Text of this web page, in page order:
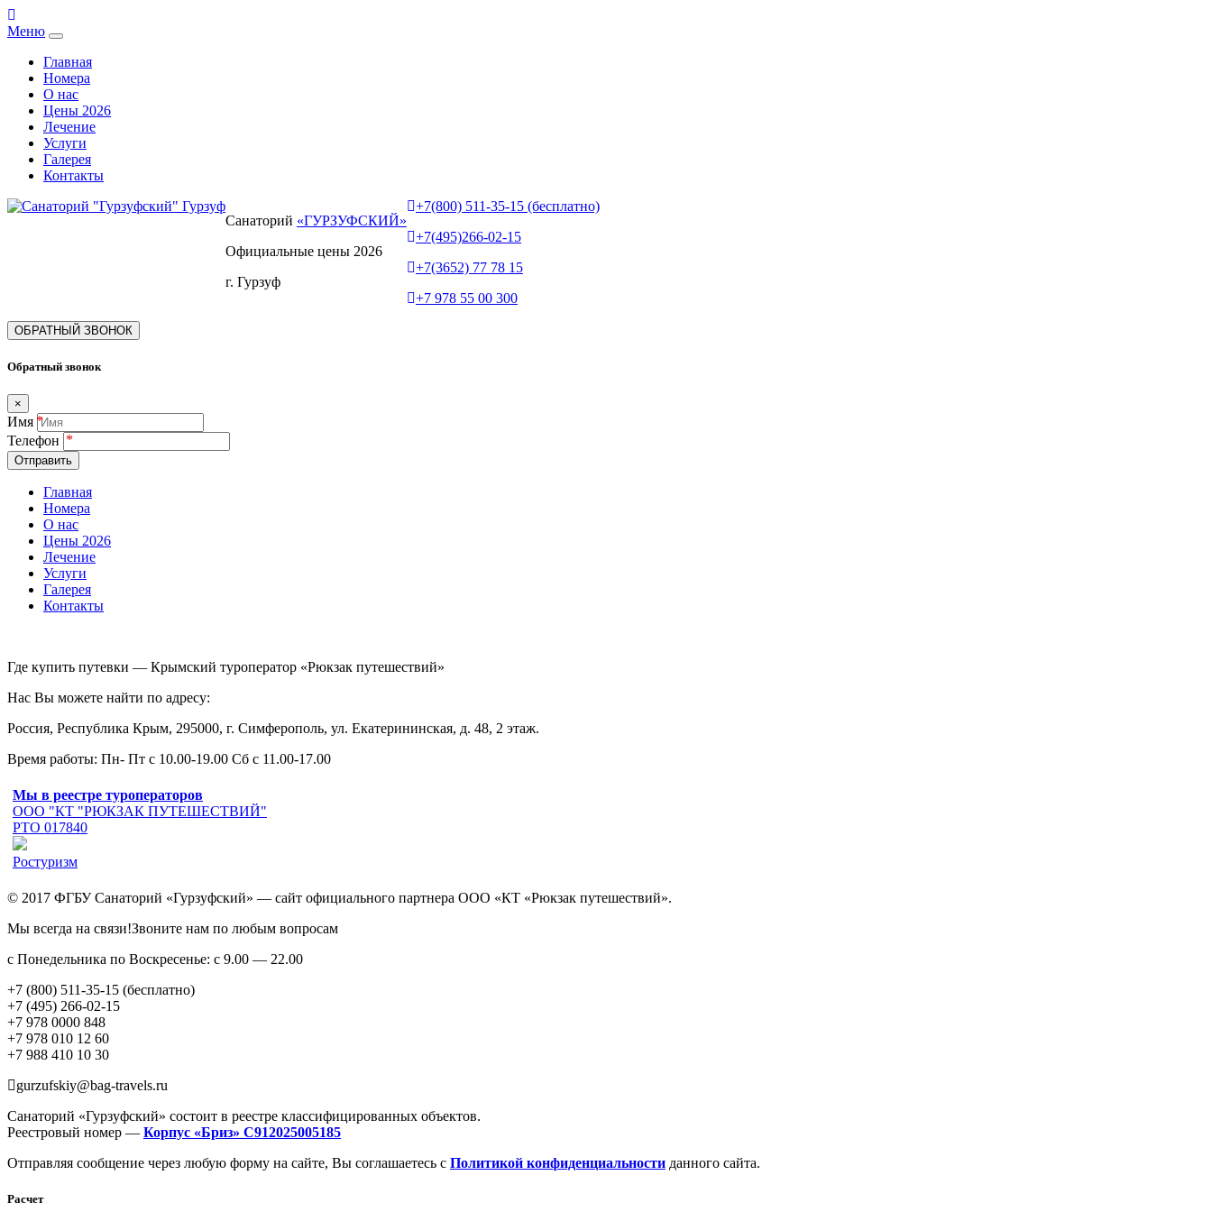
Меню
Главная
Номера
О нас
Цены 2026
Лечение
Услуги
Галерея
Контакты
Санаторий «ГУРЗУФСКИЙ»
Официальные цены 2026
г. Гурзуф
+7(800) 511-35-15 (бесплатно)
+7(495)266-02-15
+7(3652) 77 78 15
+7 978 55 00 300
ОБРАТНЫЙ ЗВОНОК
Обратный звонок
×
Имя
Телефон
Отправить
Главная
Номера
О нас
Цены 2026
Лечение
Услуги
Галерея
Контакты
Где купить путевки — Крымский туроператор «Рюкзак путешествий»
Нас Вы можете найти по адресу:
Россия, Республика Крым, 295000, г. Симферополь, ул. Екатерининская, д. 48, 2 этаж.
Время работы: Пн- Пт с 10.00-19.00 Сб с 11.00-17.00
Мы в реестре туроператоров
ООО "КТ "РЮКЗАК ПУТЕШЕСТВИЙ"
РТО 017840
Ростуризм
© 2017 ФГБУ Санаторий «Гурзуфский» — сайт официального партнера ООО «КТ «Рюкзак путешествий».
Мы всегда на связи!Звоните нам по любым вопросам
с Понедельника по Воскресенье: с 9.00 — 22.00
+7 (800) 511-35-15 (бесплатно)
+7 (495) 266-02-15
+7 978 0000 848
+7 978 010 12 60
+7 988 410 10 30
gurzufskiy@bag-travels.ru
Санаторий «Гурзуфский» состоит в реестре классифицированных объектов.
Реестровый номер — Корпус «Бриз» С912025005185
Отправляя сообщение через любую форму на сайте, Вы соглашаетесь с Политикой конфиденциальности данного сайта.
Расчет